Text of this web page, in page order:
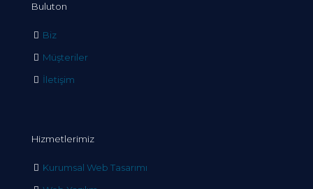
Buluton
Biz
Müşteriler
İletişim
Hizmetlerimiz
Kurumsal Web Tasarımı